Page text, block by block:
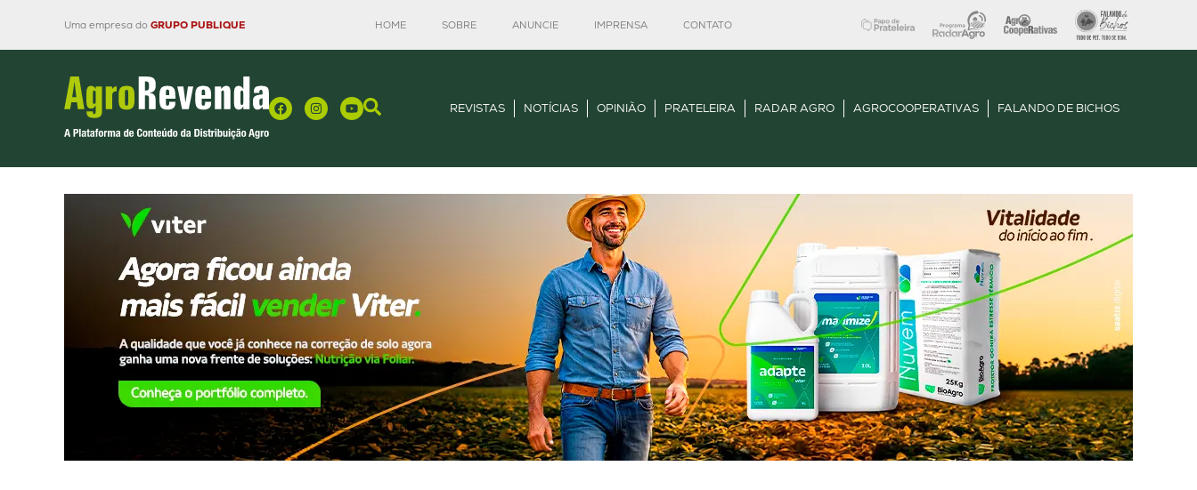
Uma empresa do GRUPO PUBLIQUE HOME SOBRE ANUNCIE IMPRENSA CONTATO
REVISTAS NOTÍCIAS OPINIÃO PRATELEIRA RADAR AGRO AGROCOOPERATIVAS FALANDO DE BICHOS